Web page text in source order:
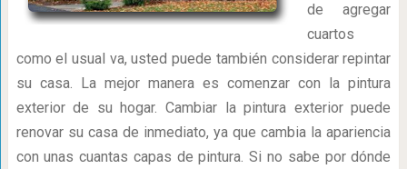
de agregar
cuartos
como el usual va, usted puede también considerar repintar
su casa. La mejor manera es comenzar con la pintura
exterior de su hogar. Cambiar la pintura exterior puede
renovar su casa de inmediato, ya que cambia la apariencia
con unas cuantas capas de pintura. Si no sabe por dónde